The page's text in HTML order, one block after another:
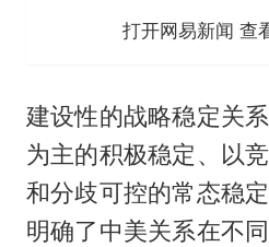
打开网易新闻 查
建设性的战略稳定关
为主的积极稳定、以
和分歧可控的常态稳
明确了中美关系在不